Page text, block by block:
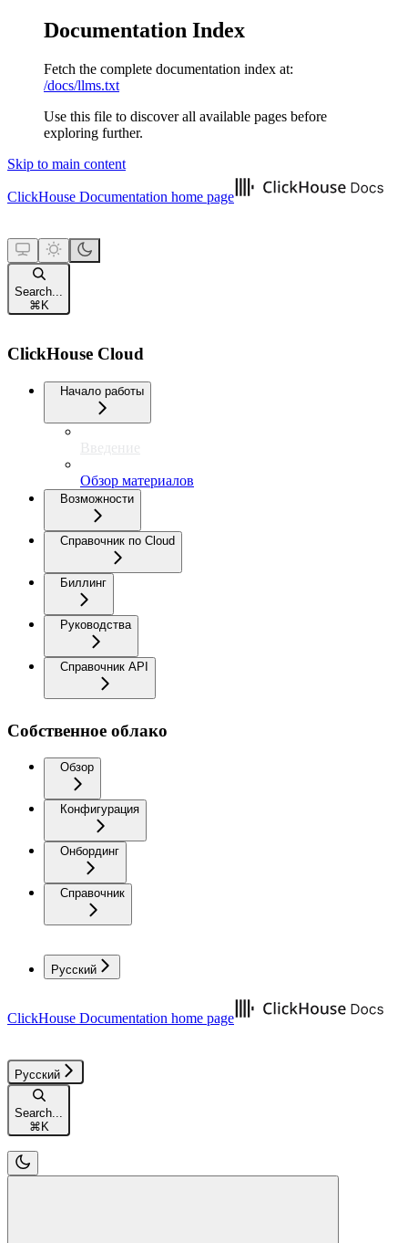
Documentation Index
Fetch the complete documentation index at:
/docs/llms.txt
Use this file to discover all available pages before
exploring further.
Skip to main content
ClickHouse Documentation home page
Search...
⌘ K
ClickHouse Cloud
Начало работы
Введение
Обзор материалов
Возможности
Справочник по Cloud
Биллинг
Руководства
Справочник API
Собственное облако
Обзор
Конфигурация
Онбординг
Справочник
Русский
ClickHouse Documentation home page
Русский
Search...
⌘ K